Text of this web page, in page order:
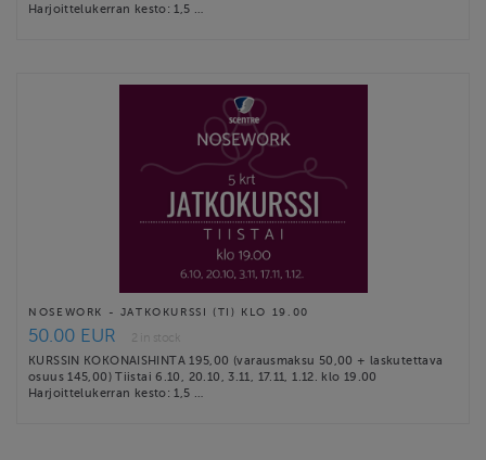
Harjoittelukerran kesto: 1,5 …
NOSEWORK - JATKOKURSSI (TI) KLO 19.00
50.00 EUR
2 in stock
KURSSIN KOKONAISHINTA 195,00 (varausmaksu 50,00 + laskutettava
osuus 145,00) Tiistai 6.10, 20.10, 3.11, 17.11, 1.12. klo 19.00
Harjoittelukerran kesto: 1,5 …